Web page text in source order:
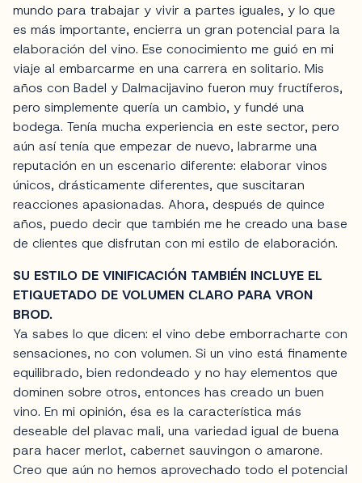
mundo para trabajar y vivir a partes iguales, y lo que
es más importante, encierra un gran potencial para la
elaboración del vino. Ese conocimiento me guió en mi
viaje al embarcarme en una carrera en solitario. Mis
años con Badel y Dalmacijavino fueron muy fructíferos,
pero simplemente quería un cambio, y fundé una
bodega. Tenía mucha experiencia en este sector, pero
aún así tenía que empezar de nuevo, labrarme una
reputación en un escenario diferente: elaborar vinos
únicos, drásticamente diferentes, que suscitaran
reacciones apasionadas. Ahora, después de quince
años, puedo decir que también me he creado una base
de clientes que disfrutan con mi estilo de elaboración.
SU ESTILO DE VINIFICACIÓN TAMBIÉN INCLUYE EL
ETIQUETADO DE VOLUMEN CLARO PARA VRON
BROD.
Ya sabes lo que dicen: el vino debe emborracharte con
sensaciones, no con volumen. Si un vino está finamente
equilibrado, bien redondeado y no hay elementos que
dominen sobre otros, entonces has creado un buen
vino. En mi opinión, ésa es la característica más
deseable del plavac mali, una variedad igual de buena
para hacer merlot, cabernet sauvingon o amarone.
Creo que aún no hemos aprovechado todo el potencial